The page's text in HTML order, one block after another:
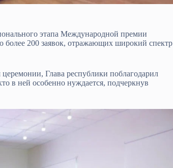
этапа Международной премии
более 200 заявок, отражающих широкий спектр
Глава республики поблагодарил
в ней особенно нуждается, подчеркнув